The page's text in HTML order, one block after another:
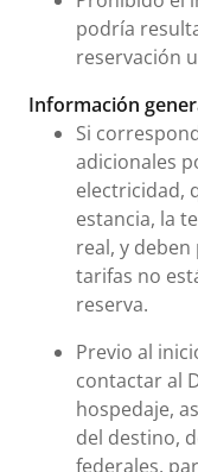
podría
reservación
Información
Si
adicionales
electricidad,
estancia, la
real, y
tarifas no
reserva.
Previo al
contactar al
hospedaje,
del destino,
federales,